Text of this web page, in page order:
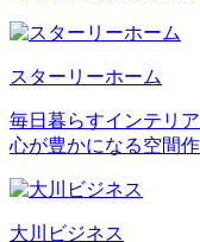
スターリーホーム
毎日暮らすインテリ
心が豊かになる空間
大川ビジネス